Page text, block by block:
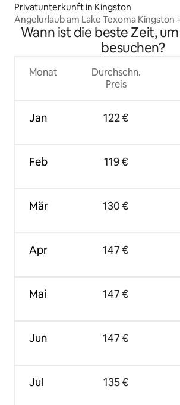
Privatunterkunft in Kingston
Angelurlaub am Lake Texoma Kingston
Wann ist die beste Zeit,
besuchen?
Monat
Jan
Feb
Mär
Apr
Mai
Jun
Jul
Durchschn.
Preis
122 €
119 €
130 €
147 €
147 €
147 €
135 €